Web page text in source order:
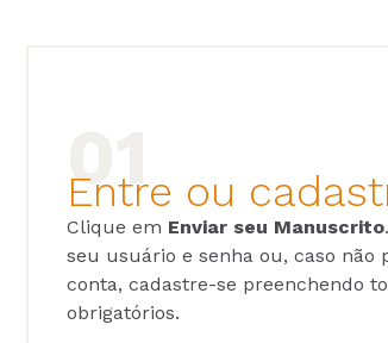
Entre ou
Clique em Enviar seu Manuscrito
seu usuário e senha ou, caso não
conta, cadastre-se preenchendo
obrigatórios.